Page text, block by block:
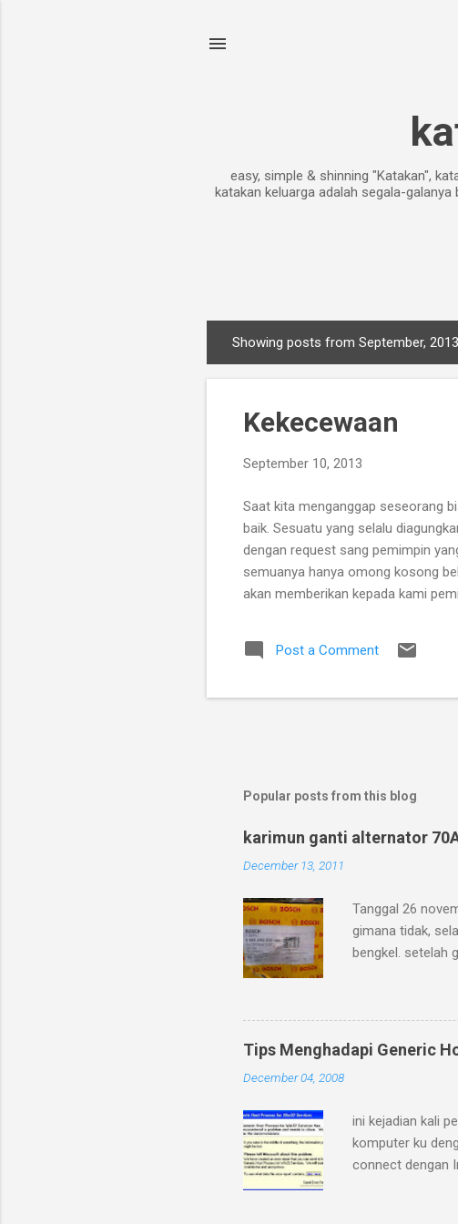
easy, simple & shinning "Katakan",
katakan keluarga adalah segala-
o
Showing posts from September, 2013
Kekecewaan
September 10, 2013
Saat kita menganggap seseorang
baik. Sesuatu yang selalu
dengan request sang pemimpin
semuanya hanya omong kosong
akan memberikan kepada kami
Post a Comment
Popular posts from this blog
karimun ganti alternator
December 13, 2011
Tanggal 26
gimana tidak,
bengkel. setelah
BOSCH pada
Kaskus, Om HT
alternator ,
dengan harga
Tips Menghadapi Generic
December 04, 2008
ini kejadian kali
komputer ku
connect dengan
Process for